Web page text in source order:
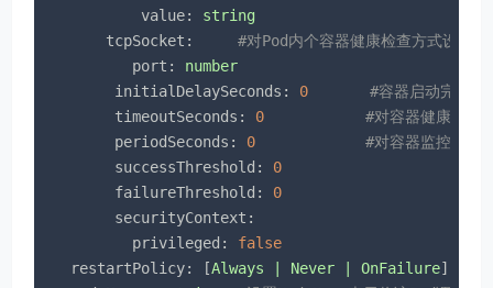
value:
string
tcpSocket:
#对Pod内个容器健康检查方式设置
port:
number
initialDelaySeconds:
0
#容器启动完成后
timeoutSeconds:
0
#对容器健康检查
periodSeconds:
0
#对容器监控检查
successThreshold:
0
failureThreshold:
0
securityContext:
privileged:
false
restartPolicy:
[Always | Never | OnFailure]